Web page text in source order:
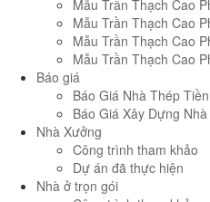
Mẫu Trần Thạch Cao
Mẫu Trần Thạch Cao
Mẫu Trần Thạch Cao
Mẫu Trần Thạch Cao
Báo giá
Báo Giá Nhà Thép
Báo Giá Xây Dựng
Nhà Xưởng
Công trình tham khảo
Dự án đã thực hiện
Nhà ở trọn gói